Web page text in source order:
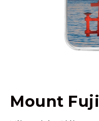
Mount Fuji